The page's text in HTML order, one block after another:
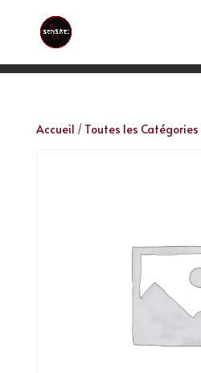
Accueil / Toutes les Catégories